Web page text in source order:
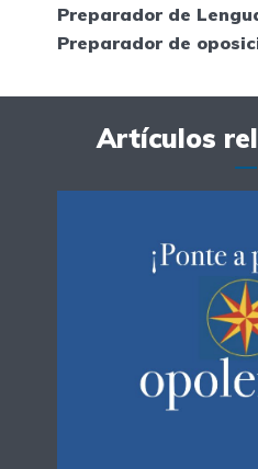
Preparador de
Preparador de
Artículos